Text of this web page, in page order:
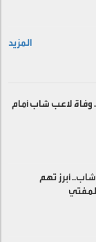
المزيد
لاعب شاب أمام
أبرز تهم